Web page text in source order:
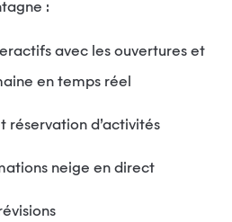
:
avec les ouvertures et
en temps réel
réservation d’activités
neige en direct